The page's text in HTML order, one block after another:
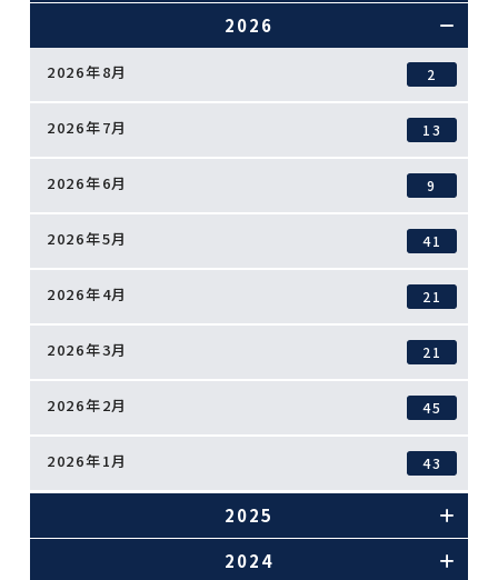
2026
2026年8月 2
2026年7月 13
2026年6月 9
2026年5月 41
2026年4月 21
2026年3月 21
2026年2月 45
2026年1月 43
2025
2024